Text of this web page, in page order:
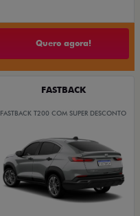
Quero agora!
FASTBACK
FASTBACK T200 COM SUPER DESCONTO